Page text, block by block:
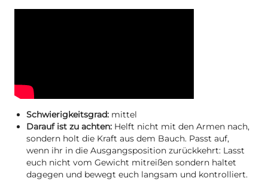
Schwierigkeitsgrad: mittel
Darauf ist zu achten: Helft nicht mit den Armen nach,
sondern holt die Kraft aus dem Bauch. Passt auf,
wenn ihr in die Ausgangsposition zurückkehrt: Lasst
euch nicht vom Gewicht mitreißen sondern haltet
dagegen und bewegt euch langsam und kontrolliert.